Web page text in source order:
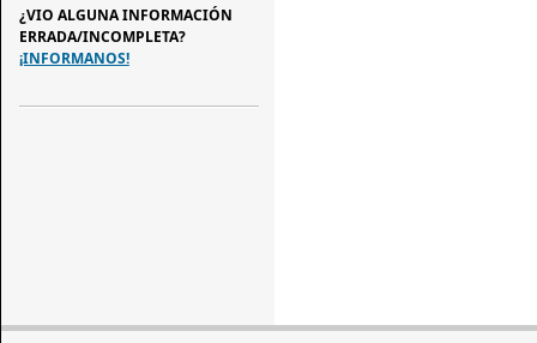
¿VIO ALGUNA INFORMACIÓN
ERRADA/INCOMPLETA?
¡INFORMANOS!